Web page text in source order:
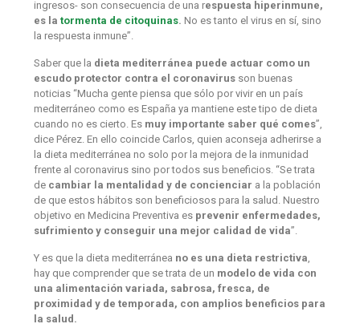
ingresos- son consecuencia de una respuesta hiperinmune,
es latormenta de citoquinas. No es tanto el virus en sí, sino
la respuesta inmune”.
Saber que la dieta mediterránea puede actuar como un
escudo protector contra el coronavirus son buenas
noticias “Mucha gente piensa que sólo por vivir en un país
mediterráneo como es España ya mantiene este tipo de dieta
cuando no es cierto. Es muy importante saber qué comes”,
dice Pérez. En ello coincide Carlos, quien aconseja adherirse a
la dieta mediterránea no solo por la mejora de la inmunidad
frente al coronavirus sino por todos sus beneficios. “Se trata
de cambiar la mentalidad y de concienciar a la población
de que estos hábitos son beneficiosos para la salud. Nuestro
objetivo en Medicina Preventiva es prevenir enfermedades,
sufrimiento y conseguir una mejor calidad de vida”.
Y es que la dieta mediterránea no es una dieta restrictiva
hay que comprender que se trata de un modelo de vida con
una alimentación variada, sabrosa, fresca, de
proximidad y de temporada, con amplios beneficios para
la salud.